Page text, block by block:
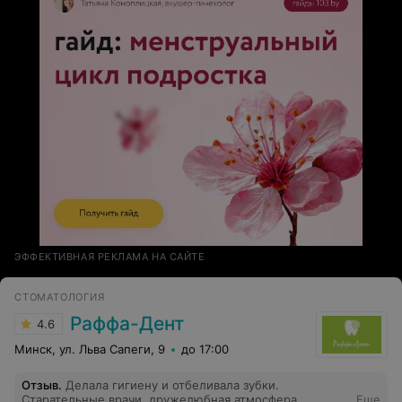
ЭФФЕКТИВНАЯ РЕКЛАМА НА САЙТЕ
СТОМАТОЛОГИЯ
4.6 Раффа-Дент
Минск, ул. Льва Сапеги, 9 до 17:00
Отзыв. Делала гигиену и отбеливала зубки.